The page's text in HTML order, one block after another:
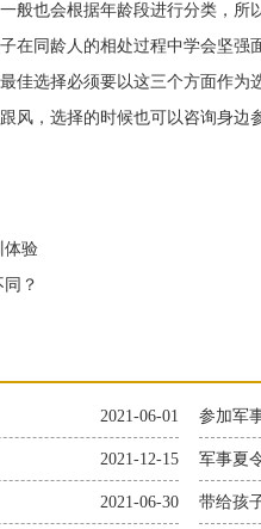
也会根据年龄段进行分类，所
在同龄人的相处过程中学会坚强
选择必须要以这三个方面作为
风，选择的时候也可以咨询身
体验
？
2021-06-01 参加军
2021-12-15 军事夏
2021-06-30 带给孩